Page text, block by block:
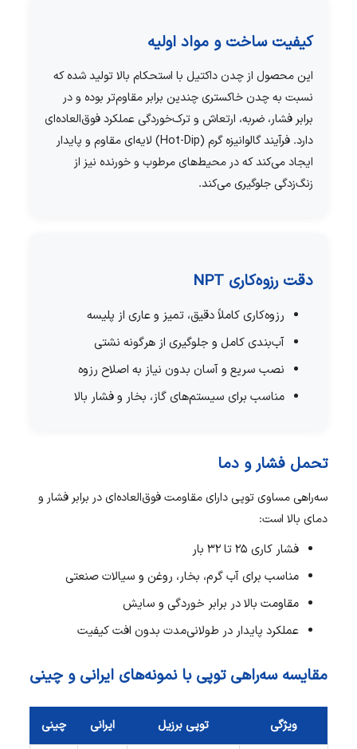
کیفیت ساخت و مواد اولیه
این محصول از چدن داکتیل با استحکام بالا تولید شده که
نسبت به چدن خاکستری چندین برابر مقاوم‌تر بوده و در
برابر فشار، ضربه، ارتعاش و ترک‌خوردگی عملکرد فوق‌العاده‌ای
دارد. فرآیند گالوانیزه گرم (Hot-Dip) لایه‌ای مقاوم و پایدار
ایجاد می‌کند که در محیط‌های مرطوب و خورنده نیز از
زنگ‌زدگی جلوگیری می‌کند.
دقت رزوه‌کاری NPT
رزوه‌کاری کاملاً دقیق، تمیز و عاری از پلیسه
آب‌بندی کامل و جلوگیری از هرگونه نشتی
نصب سریع و آسان بدون نیاز به اصلاح رزوه
مناسب برای سیستم‌های گاز، بخار و فشار بالا
تحمل فشار و دما
سه‌راهی مساوی توپی دارای مقاومت فوق‌العاده‌ای در برابر فشار و
دمای بالا است:
فشار کاری 25 تا 32 بار
مناسب برای آب گرم، بخار، روغن و سیالات صنعتی
مقاومت بالا در برابر خوردگی و سایش
عملکرد پایدار در طولانی‌مدت بدون افت کیفیت
مقایسه سه‌راهی توپی با نمونه‌های ایرانی و چینی
ویژگی توپی برزیل ایرانی چینی